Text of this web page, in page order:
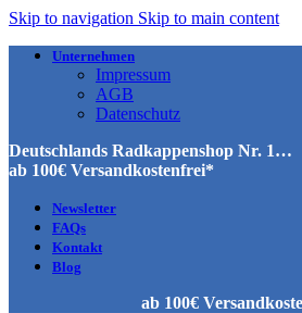
Skip to navigation Skip to main content
Unternehmen
Impressum
AGB
Datenschutz
Deutschlands Radkappenshop Nr. 1…
ab 100€ Versandkostenfrei*
Newsletter
FAQs
Kontakt
Blog
ab 100€